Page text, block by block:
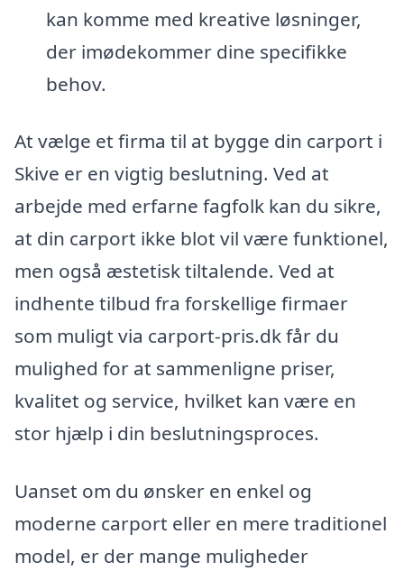
kan komme med kreative løsninger,
der imødekommer dine specifikke
behov.
At vælge et firma til at bygge din carport i
Skive er en vigtig beslutning. Ved at
arbejde med erfarne fagfolk kan du sikre,
at din carport ikke blot vil være funktionel,
men også æstetisk tiltalende. Ved at
indhente tilbud fra forskellige firmaer
som muligt via carport-pris.dk får du
mulighed for at sammenligne priser,
kvalitet og service, hvilket kan være en
stor hjælp i din beslutningsproces.
Uanset om du ønsker en enkel og
moderne carport eller en mere traditionel
model, er der mange muligheder